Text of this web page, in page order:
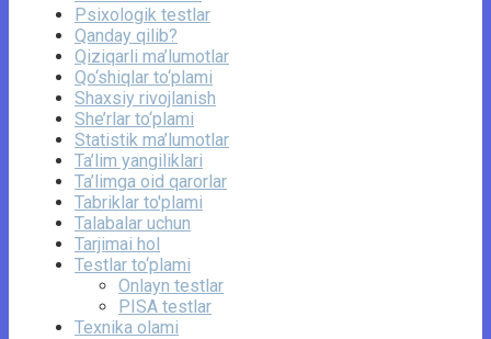
Psixologik testlar
Qanday qilib?
Qiziqarli ma’lumotlar
Qo‘shiqlar to‘plami
Shaxsiy rivojlanish
She’rlar to‘plami
Statistik ma’lumotlar
Ta’lim yangiliklari
Ta’limga oid qarorlar
Tabriklar to'plami
Talabalar uchun
Tarjimai hol
Testlar to‘plami
Onlayn testlar
PISA testlar
Texnika olami